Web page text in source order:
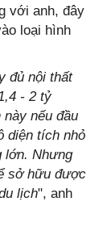
với anh, đây
loại hình
đủ nội thất
- 2 tỷ
nếu đầu
diện tích nhỏ
lớn. Nhưng
sở hữu được
lịch", anh